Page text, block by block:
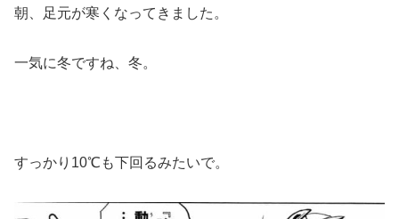
朝、足元が寒くなってきました。
一気に冬ですね、冬。
すっかり10℃も下回るみたいで。